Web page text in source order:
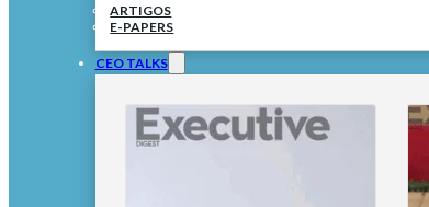
ARTIGOS
E-PAPERS
CEO TALKS